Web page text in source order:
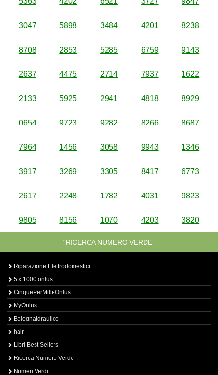
3047 5898 3484 4201 8238
8708 2853 5285 6759 9143
2637 4475 2714 7937 1622
2133 5925 2941 4818 8929
0654 9723 9282 8266 8687
7964 1456 3058 9943 1346
3917 3269 3305 8417 6773
2617 2248 1782 4031 9823
9805 8156 1070 4203 3820
“RICERCA NUMERO VERDE”
Riparazione Elettrodomestici
5 x 1000 onlus
CinquePerMilleOnlus
MyOnlus
BolognaIdraulico
hair
Libri Best Sellers
Ricerca Numero Verde
Numeri Verdi